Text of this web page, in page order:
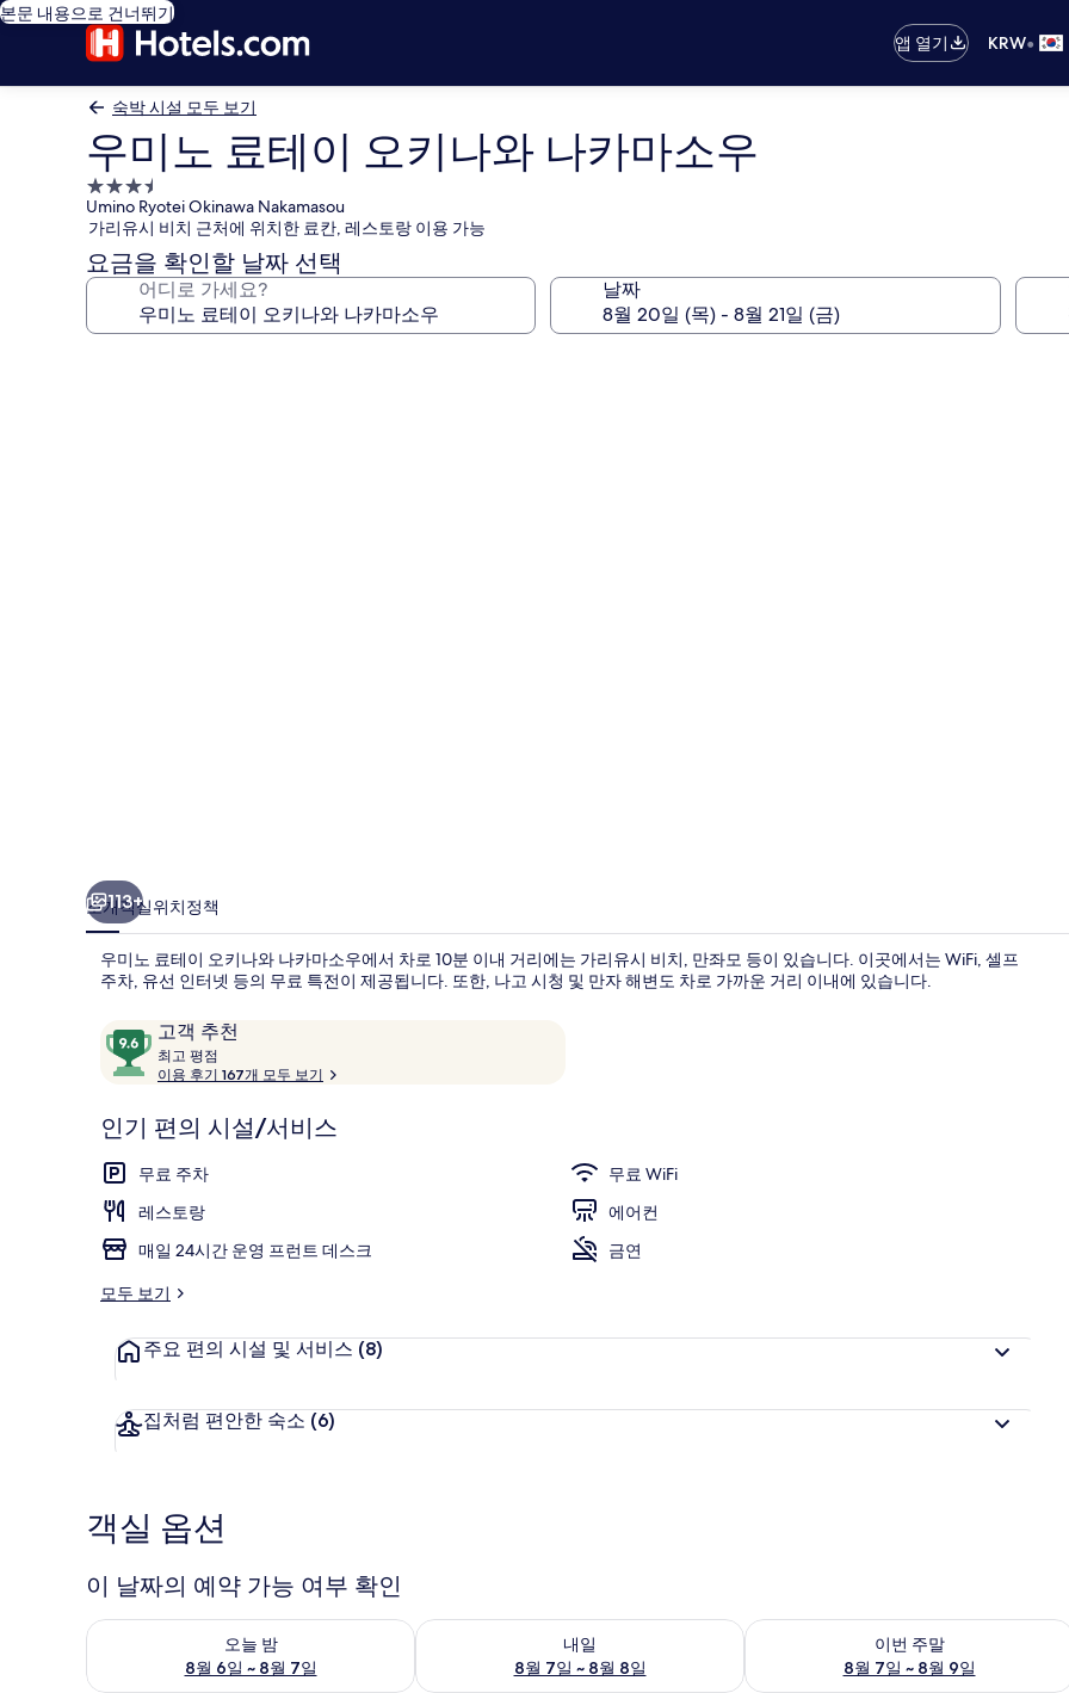
본문 내용으로 건너뛰기
앱 열기
KRW•
숙박 시설 모두 보기
우미노 료테이 오키나와 나카마소우
3.5
성
급
숙
박
Umino Ryotei Okinawa Nakamasou
가리유시 비치 근처에 위치한 료칸, 레스토랑 이용 가능
요금을 확인할 날짜 선택
어디로 가세요? 날짜
우
의
사
갤
리
113+
소개객실위치정책
우미노 료테이 오키나와 나카마소우에서 차로 10분 이내 거리에는 가리유시 비치, 만좌모 등이 있습니다. 이곳에서는 WiFi, 셀프
주차, 유선 인터넷 등의 무료 특전이 제공됩니다. 또한, 나고 시청 및 만자 해변도 차로 가까운 거리 이내에 있습니다.
이
용
후
고객 추천
10
점
만
중
점,
고
객
추
천
최고 평점
고
평
점
이용 후기 167개 모두 보기
인기 편의 시설/서비스
무료 주차
무료 WiFi
레스토랑
에어컨
매일 24시간 운영 프런트 데스크
금연
모두 보기
주요 편의 시설 및 서비스 (8)
집처럼 편안한 숙소 (6)
객실 옵션
이 날짜의 예약 가능 여부 확인
오늘 밤
8월 6일 ~ 8월 7일
오늘 밤 예약 가능 여부 확인, 8월 6일 ~ 8월 7일
내일
8월 7일 ~ 8월 8일
내일 예약 가능 여부 확인, 8월 7일 ~ 8월 8일
이번 주말
8월 7일 ~ 8월 9일
이번 주말 예약 가능 여부 확인, 8월 7일